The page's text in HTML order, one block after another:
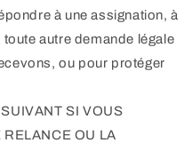
à une assignation, à
autre demande légale
ou pour protéger
SI VOUS
OU LA